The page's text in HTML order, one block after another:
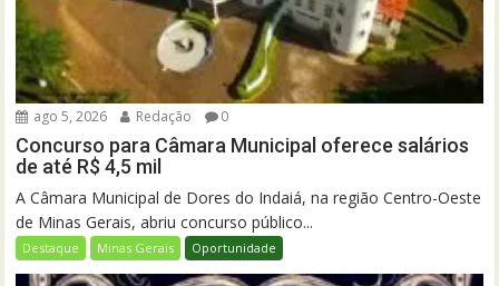
ago 5, 2026 Redação 0
Concurso para Câmara Municipal oferece salários
de até R$ 4,5 mil
A Câmara Municipal de Dores do Indaiá, na região Centro-Oeste
de Minas Gerais, abriu concurso público...
Destaque Minas Gerais Oportunidade